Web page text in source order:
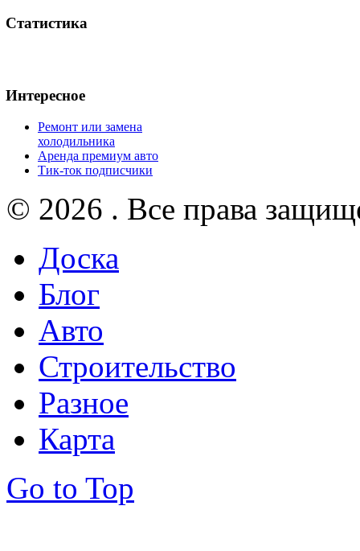
Статистика
Интересное
Ремонт или замена
холодильника
Аренда премиум авто
Тик-ток подписчики
© 2026 . Все права
Доска
Блог
Авто
Строительство
Разное
Карта
Go to Top